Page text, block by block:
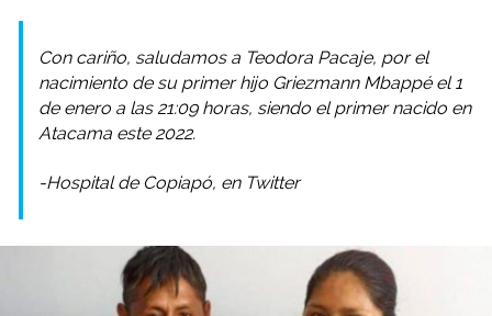
Con cariño, saludamos a Teodora Pacaje, por el
nacimiento de su primer hijo Griezmann Mbappé el 1
de enero a las 21:09 horas, siendo el primer nacido en
Atacama este 2022.
-Hospital de Copiapó, en Twitter